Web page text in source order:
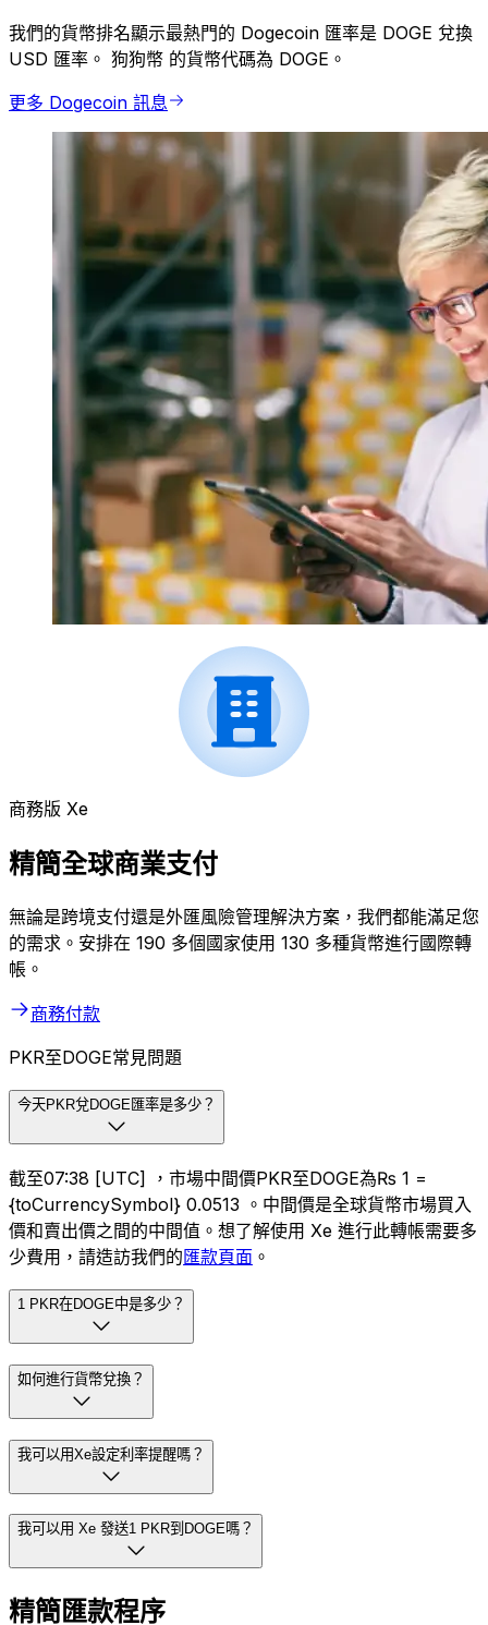
我們的貨幣排名顯示最熱門的 Dogecoin 匯率是 DOGE 兌換
USD 匯率。 狗狗幣 的貨幣代碼為 DOGE。
更多 Dogecoin 訊息
商務版 Xe
精簡全球商業支付
無論是跨境支付還是外匯風險管理解決方案，我們都能滿足您
的需求。安排在 190 多個國家使用 130 多種貨幣進行國際轉
帳。
商務付款
PKR至DOGE常見問題
今天PKR兌DOGE匯率是多少？
截至07:38 [UTC] ，市場中間價PKR至DOGE為₨ 1 =
{toCurrencySymbol} 0.0513 。中間價是全球貨幣市場買入
價和賣出價之間的中間值。想了解使用 Xe 進行此轉帳需要多
少費用，請造訪我們的匯款頁面 。
1 PKR在DOGE中是多少？
如何進行貨幣兌換？
我可以用Xe設定利率提醒嗎？
我可以用 Xe 發送1 PKR到DOGE嗎？
精簡匯款程序